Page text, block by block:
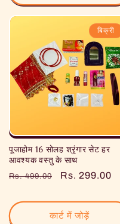
मूल्य
बिक्री
पूजाहोम 16 सोलह श्रृंगार सेट हर
आवश्यक वस्तु के साथ
नियमित
से
मूल्य
Rs. 499.00
विक्रय
Rs. 299.00
कार्ट में जोड़ें